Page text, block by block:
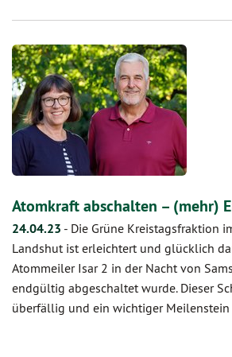
Atomkraft abschalten – (mehr)
24.04.23 - Die Grüne Kreistagsfraktion
Landshut ist erleichtert und glücklich
Atommeiler Isar 2 in der Nacht von
endgültig abgeschaltet wurde. Dieser
überfällig und ein wichtiger